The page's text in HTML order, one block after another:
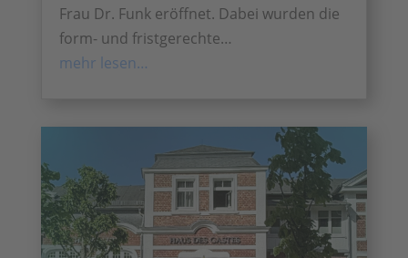
Frau Dr. Funk eröffnet. Dabei wurden die
form- und fristgerechte…
mehr lesen…